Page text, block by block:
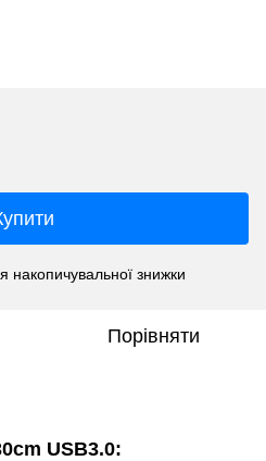
накопичувальної знижки
Порівняти
USB3.0: